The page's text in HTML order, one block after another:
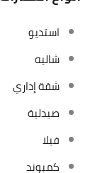
استديو
شاليه
شقة إداري
صيدلية
فيلا
كمبوند